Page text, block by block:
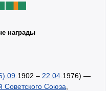
награды
.1902 – 22.04 .1976) —
Советского Союза